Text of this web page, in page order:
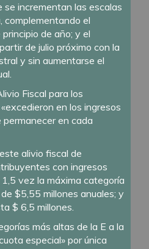
se incrementan las escalas
complementando el
de año; y el
de julio próximo con la
y sin aumentarse el
Fiscal para los
en los ingresos
en cada
alivio fiscal de
con ingresos
vez la máxima categoría
$5,55 millones anuales; y
$ 6,5 millones.
más altas de la E a la
especial» por única